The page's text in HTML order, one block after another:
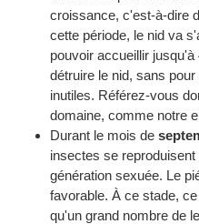
croissance, c'est-à-dire
cette période, le nid va
pouvoir accueillir
détruire le nid, sans
inutiles. Référez-vous
domaine, comme notre
Durant le mois de
insectes se
génération sexuée. Le
favorable. À ce stade,
qu'un grand nombre de